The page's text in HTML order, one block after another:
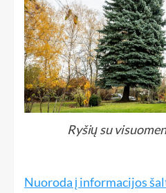
Ryšių su
Nuoroda į informacijos